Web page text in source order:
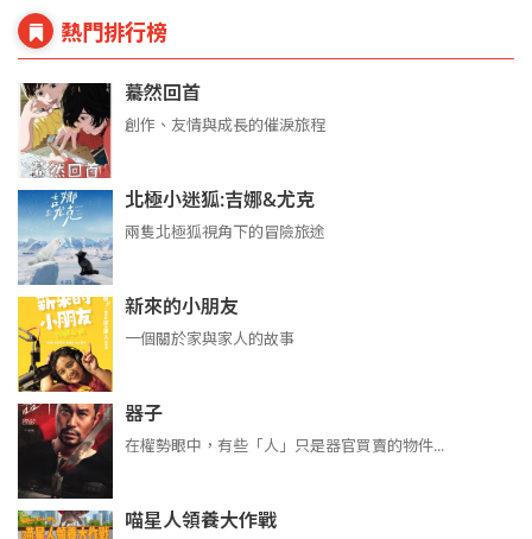
熱門排行榜
驀然回首
創作、友情與成長的催淚旅程
北極小迷狐:吉娜&尤克
兩隻北極狐視角下的冒險旅途
新來的小朋友
一個關於家與家人的故事
器子
在權勢眼中，有些「人」只是器官買賣的物件...
喵星人領養大作戰